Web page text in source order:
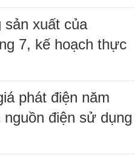
sản xuất của
7, kế hoạch thực
phát điện năm
điện sử dụng